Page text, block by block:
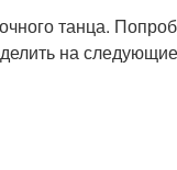
танца.
на